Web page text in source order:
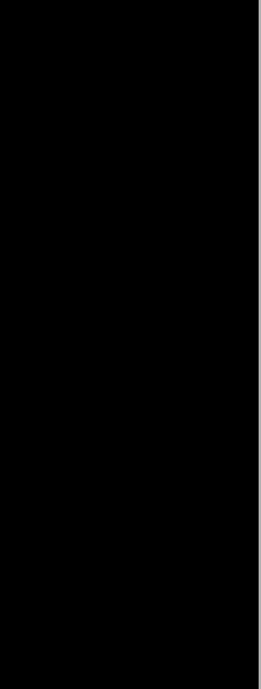
encuentra a cargo de
Servicios